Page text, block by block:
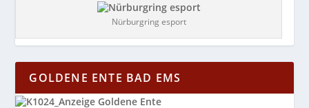
Nürburgring esport
GOLDENE ENTE BAD EMS